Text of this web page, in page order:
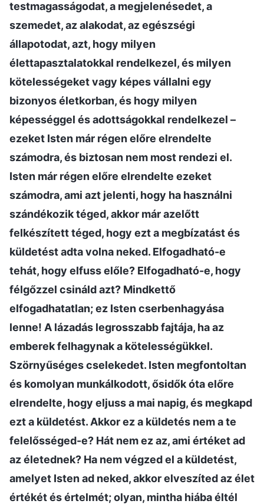
testmagasságodat, a megjelenésedet, a
szemedet, az alakodat, az egészségi
állapotodat, azt, hogy milyen
élettapasztalatokkal rendelkezel, és milyen
kötelességeket vagy képes vállalni egy
bizonyos életkorban, és hogy milyen
képességgel és adottságokkal rendelkezel –
ezeket Isten már régen előre elrendelte
számodra, és biztosan nem most rendezi el.
Isten már régen előre elrendelte ezeket
számodra, ami azt jelenti, hogy ha használni
szándékozik téged, akkor már azelőtt
felkészített téged, hogy ezt a megbízatást és
küldetést adta volna neked. Elfogadható-e
tehát, hogy elfuss előle? Elfogadható-e, hogy
félgőzzel csináld azt? Mindkettő
elfogadhatatlan; ez Isten cserbenhagyása
lenne! A lázadás legrosszabb fajtája, ha az
emberek felhagynak a kötelességükkel.
Szörnyűséges cselekedet. Isten megfontoltan
és komolyan munkálkodott, ősidők óta előre
elrendelte, hogy eljuss a mai napig, és megkapd
ezt a küldetést. Akkor ez a küldetés nem a te
felelősséged-e? Hát nem ez az, ami értéket ad
az életednek? Ha nem végzed el a küldetést,
amelyet Isten ad neked, akkor elveszíted az élet
értékét és értelmét; olyan, mintha hiába éltél